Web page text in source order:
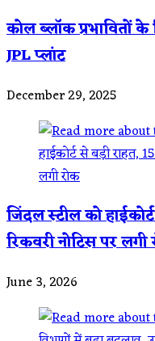
कोल ब्लॉक प्रभावितों के
JPL प्लांट
December 29, 2025
जिंदल स्टील को
रिकवरी नोटिस पर लगी
June 3, 2026